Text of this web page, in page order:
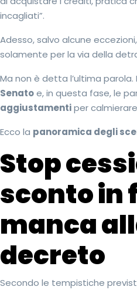
incagliati”.
Adesso, salvo alcune
solamente per la via della
Ma non è detta l’ultima parola.
Senatoe, in questa fase, le
aggiustamentiper
Ecco la panoramica degli
Stop
sconto in
manca
decreto
Secondo le tempistiche